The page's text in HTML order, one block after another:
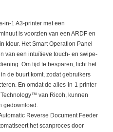
SERVICE
in-1 A3-printer met een
is voorzien van een ARDF en
kleur. Het Smart Operation Panel
van een intuïtieve touch- en swipe-
Om tijd te besparen, licht het
de buurt komt, zodat gebruikers
En omdat de alles-in-1 printer
van Ricoh, kunnen
gedownload.
Reverse Document Feeder
het scanproces door